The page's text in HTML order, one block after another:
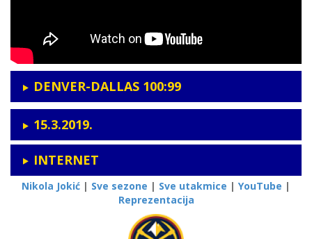
DENVER-DALLAS 100:99
15.3.2019.
INTERNET
Nikola Jokić | Sve sezone | Sve utakmice | YouTube |
Reprezentacija